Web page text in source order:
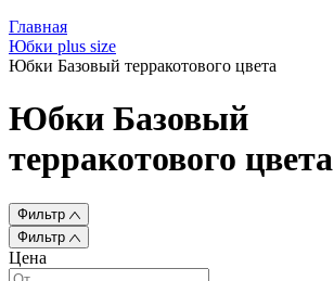
Главная
Юбки plus size
Юбки Базовый терракотового цвета
Юбки Базовый
терракотового цвета
Фильтр
Фильтр
Цена